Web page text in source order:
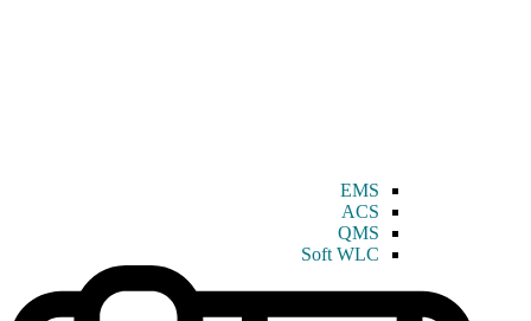
EMS
ACS
QMS
Soft WLC